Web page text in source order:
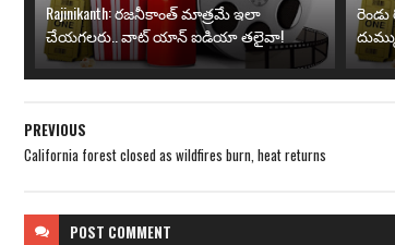
Rajinikanth: రజనీకాంత్ మాత్రమే ఇలా
చేయగలరు.. వాట్ యాన్ ఐడియా తలైవా!
PREVIOUS
California forest closed as wildfires burn, heat returns
POST COMMENT